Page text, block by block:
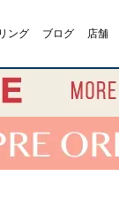
ング ブログ 店舗